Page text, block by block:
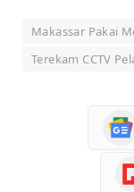
Makassar Pakai
Terekam CCTV